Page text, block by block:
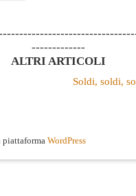
-------------
ALTRI ARTICOLI
Soldi, soldi,
piattaforma WordPress